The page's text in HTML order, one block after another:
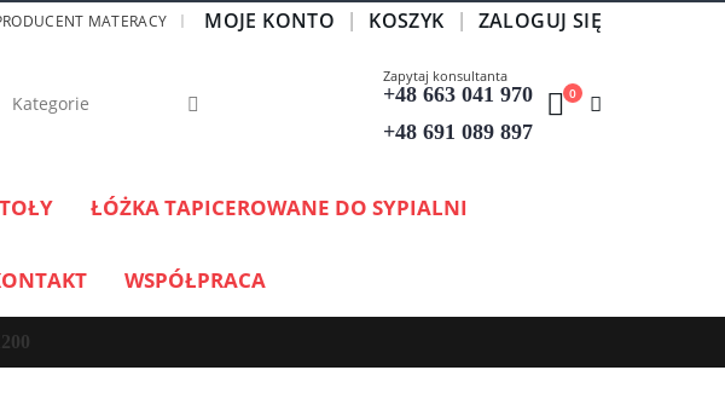
MATERACY | MOJE KONTO KOSZYK ZALOGUJ SIĘ
Zapytaj konsultanta
+48 663 041 970
+48 691 089 897
0
ŁÓŻKA TAPICEROWANE DO SYPIALNI
WSPÓŁPRACA